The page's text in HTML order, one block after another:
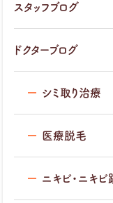
スタッフブログ
ドクターブログ
シミ取り治療
医療脱毛
ニキビ・ニキ